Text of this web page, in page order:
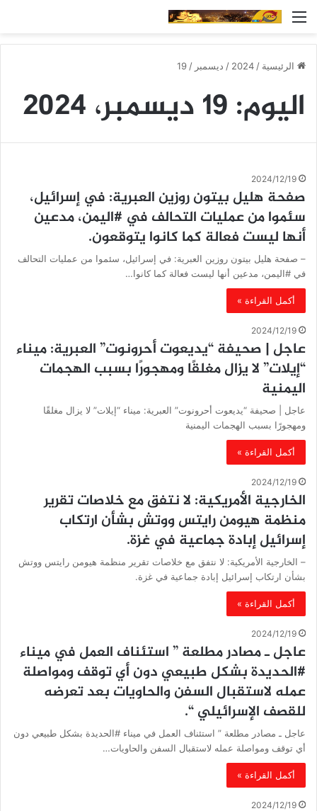
القائمة
الرئيسية /
2024
/ ديسمبر /
19
اليوم: 19 ديسمبر، 2024
2024/12/19
صفحة هليل بيتون روزين العبرية: في إسرائيل،
سئموا من عمليات التحالف في #اليمن، مدعين
أنها ليست فعالة كما كانوا يتوقعون.
– صفحة هليل بيتون روزين العبرية: في إسرائيل، سئموا من عمليات التحالف
في #اليمن، مدعين أنها ليست فعالة كما كانوا…
أكمل القراءة »
2024/12/19
‏عاجل | صحيفة “يديعوت أحرونوت” العبرية: ميناء
“إيلات” لا يزال مغلقًا ومهجورًا بسبب الهجمات
اليمنية
‏عاجل | صحيفة “يديعوت أحرونوت” العبرية: ميناء “إيلات” لا يزال مغلقًا
ومهجورًا بسبب الهجمات اليمنية
أكمل القراءة »
2024/12/19
الخارجية الأمريكية: لا نتفق مع خلاصات تقرير
منظمة هيومن رايتس ووتش بشأن ارتكاب
إسرائيل إبادة جماعية في غزة.
– الخارجية الأمريكية: لا نتفق مع خلاصات تقرير منظمة هيومن رايتس ووتش
بشأن ارتكاب إسرائيل إبادة جماعية في غزة.
أكمل القراءة »
2024/12/19
عاجل ـ مصادر مطلعة ” استئناف العمل في ميناء
#الحديدة بشكل طبيعي دون أي توقف ومواصلة
عمله لاستقبال السفن والحاويات بعد تعرضه
للقصف الإسرائيلي “.
عاجل ـ مصادر مطلعة ” استئناف العمل في ميناء #الحديدة بشكل طبيعي دون
أي توقف ومواصلة عمله لاستقبال السفن والحاويات…
أكمل القراءة »
2024/12/19